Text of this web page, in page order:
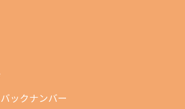
ックナンバー